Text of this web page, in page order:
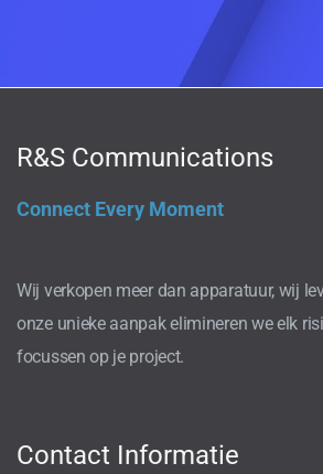
R&S Communications
Connect Every Moment
Wij verkopen meer dan apparatuur, wij
onze unieke aanpak elimineren we elk
focussen op je project.
Contact Informatie